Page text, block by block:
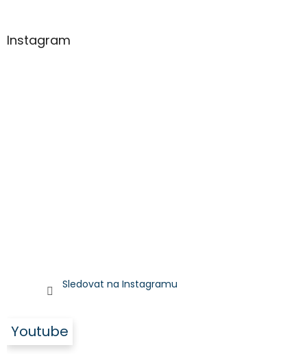
Instagram
Sledovat na Instagramu
Youtube